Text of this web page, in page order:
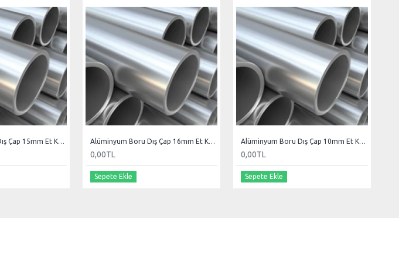
Alüminyum Boru Dış Çap 15mm Et Kal 1.5mm Alüminyum Boru Dış Çap 16mm Et Kal 3mm
0,00TL
Sepete Ekle
Alüminyum Boru Dış Çap 10mm Et Kal 1.2
0,00TL
Sepete Ekle